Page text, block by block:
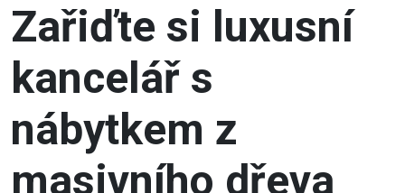
Zařiďte si luxusní
kancelář s
nábytkem z
masivního dřeva